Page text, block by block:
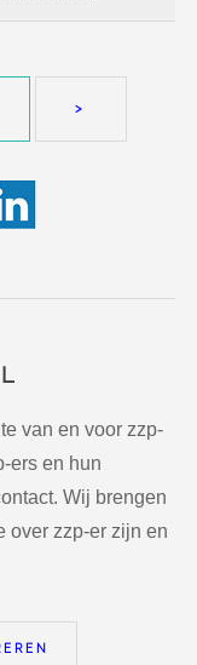
>
van en voor zzp-
ers en hun
Wij brengen
over zzp-er zijn en